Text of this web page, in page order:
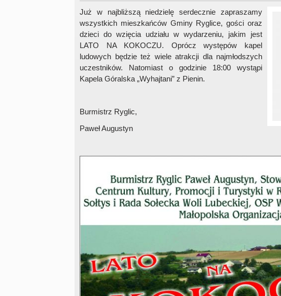
Już w najbliższą niedzielę serdecznie zapraszamy
wszystkich mieszkańców Gminy Ryglice, gości oraz
dzieci do wzięcia udziału w wydarzeniu, jakim jest
LATO NA KOKOCZU. Oprócz występów kapel
ludowych będzie też wiele atrakcji dla najmłodszych
uczestników. Natomiast o godzinie 18:00 wystąpi
Kapela Góralska „Wyhajtani” z Pienin.
Burmistrz Ryglic,
Paweł Augustyn